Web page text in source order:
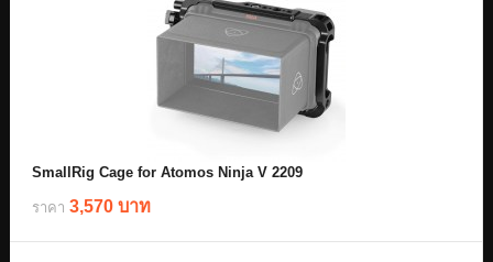
SmallRig Cage for Atomos Ninja V 2209
ราคา 3,570 บาท